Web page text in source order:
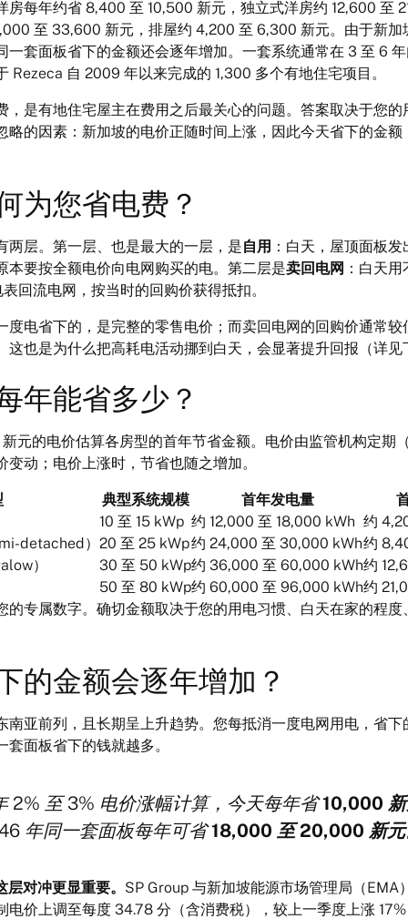
房每年约省 8,400 至 10,500 新元，独立式洋房约 12,600 至
至 33,600 新元，排屋约 4,200 至 6,300 新元。由于新加
一套面板省下的金额还会逐年增加。一套系统通常在 3 至 6
Rezeca 自 2009 年以来完成的 1,300 多个有地住宅项目。
，是有地住宅屋主在费用之后最关心的问题。答案取决于您的
略的因素：新加坡的电价正随时间上涨，因此今天省下的金
为您省电费？
两层。第一层、也是最大的一层，是自用 ：白天，屋顶面板
本要按全额电价向电网购买的电。第二层是卖回电网 ：白天
回流电网，按当时的回购价获得抵扣。
度电省下的，是完整的零售电价；而卖回电网的回购价通常较
这也是为什么把高耗电活动挪到白天，会显著提升回报（详见
年能省多少？
元的电价估算各房型的首年节省金额。电价由监管机构定期
变动；电价上涨时，节省也随之增加。
典型系统规模 首年发电量
10 至 15 kWp 约 12,000 至 18,000 kWh 约
detached） 20 至 25 kWp约 24,000 至 30,000 kWh约
）
30 至 50 kWp约 36,000 至 60,000 kWh约
50 至 80 kWp约 60,000 至 96,000 kWh约
的专属数字。确切金额取决于您的用电习惯、白天在家的程度
的金额会逐年增加？
南亚前列，且长期呈上升趋势。您每抵消一度电网用电，省下
面板省下的钱就越多。
2% 至 3% 电价涨幅计算，今天每年省10,000
年同一套面板每年可省18,000 至 20,000 新元
对冲更显重要。 SP Group 与新加坡能源市场管理局（EMA
电价上调至每度 34.78 分（含消费税），较上一季度上涨